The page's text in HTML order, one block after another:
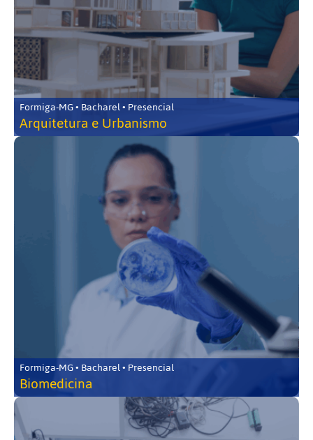
Formiga-MG • Bacharel • Presencial
Arquitetura e Urbanismo
Formiga-MG • Bacharel • Presencial
Biomedicina